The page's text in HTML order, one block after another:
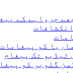
چرواہے کے
کو پیغامات
ٹیڈیو تک پیغام
گلوبر کو